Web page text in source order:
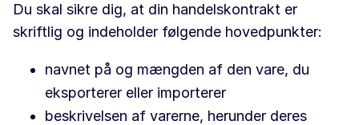
Du skal sikre dig, at din handelskontrakt er
skriftlig og indeholder følgende hovedpunkter:
navnet på og mængden af den vare, du
eksporterer eller importerer
beskrivelsen af varerne, herunder deres